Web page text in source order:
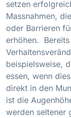
setzen
Massnahmen,
oder Barrieren
erhöhen.
beispielsweise,
essen, wenn
direkt in den
ist die
werden seltener